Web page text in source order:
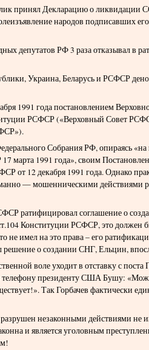
принял Декларацию о ликвидации
народов подписавших
депутатов РФ 3 раза отказывал в
Украина, Беларусь и РСФСР
1991 года постановлением
РСФСР («Верховный Совет
Собрания РФ, опираясь
марта 1991 года», своим
от 12 декабря 1991 года. Однако
— мошенническими действиями
ратифицировал соглашение о
Конституции РСФСР, это должен
не имел на это права – его
решение о создании СНГ, Ельцин,
воле уходит в отставку с
телефону президенту США Бушу:
Так Горбачев фактически
незаконными действиями
и является уголовным